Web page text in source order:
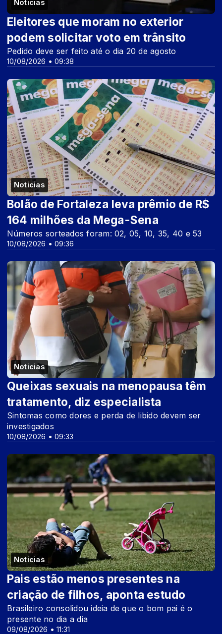
Noticias
10/08/2026 • 09:38
Eleitores que moram no exterior
podem solicitar voto em trânsito
Pedido deve ser feito até o dia 20 de agosto
Noticias
10/08/2026 • 09:36
Bolão de Fortaleza leva prêmio de R$
164 milhões da Mega-Sena
Números sorteados foram: 02, 05, 10, 35, 40 e 53
Noticias
10/08/2026 • 09:33
Queixas sexuais na menopausa têm
tratamento, diz especialista
Sintomas como dores e perda de libido devem ser
investigados
Noticias
09/08/2026 • 11:31
Pais estão menos presentes na
criação de filhos, aponta estudo
Brasileiro consolidou ideia de que o bom pai é o
presente no dia a dia